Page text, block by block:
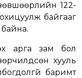
122-
байгааг
арга зам бол
хууль
баримт